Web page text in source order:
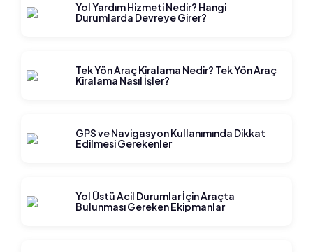
Yol Yardım Hizmeti Nedir? Hangi
Durumlarda Devreye Girer?
Tek Yön Araç Kiralama Nedir? Tek Yön Araç
Kiralama Nasıl İşler?
GPS ve Navigasyon Kullanımında Dikkat
Edilmesi Gerekenler
Yol Üstü Acil Durumlar İçin Araçta
Bulunması Gereken Ekipmanlar